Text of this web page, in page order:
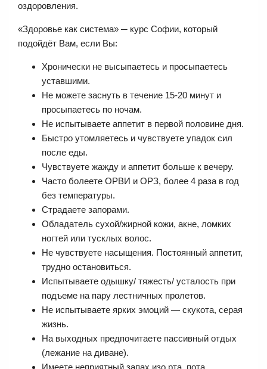
оздоровления.
«Здоровье как система» ─ курс Софии, который
подойдёт Вам, если Вы:
Хронически не высыпаетесь и просыпаетесь
уставшими.
Не можете заснуть в течение 15-20 минут и
просыпаетесь по ночам.
Не испытываете аппетит в первой половине дня.
Быстро утомляетесь и чувствуете упадок сил
после еды.
Чувствуете жажду и аппетит больше к вечеру.
Часто болеете ОРВИ и ОРЗ, более 4 раза в год
без температуры.
Страдаете запорами.
Обладатель сухой/жирной кожи, акне, ломких
ногтей или тусклых волос.
Не чувствуете насыщения. Постоянный аппетит,
трудно остановиться.
Испытываете одышку/ тяжесть/ усталость при
подъеме на пару лестничных пролетов.
Не испытываете ярких эмоций — скукота, серая
жизнь.
На выходных предпочитаете пассивный отдых
(лежание на диване).
Имеете неприятный запах изо рта, пота.